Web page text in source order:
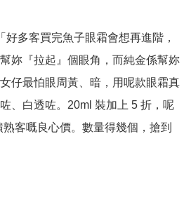
好多客買完魚子眼霜會想再進階，
妳『拉起』個眼角，而純金係幫妳
仔最怕眼周黃、暗，用呢款眼霜真
、白透咗。20ml 裝加上 5 折，呢
客嘅良心價。數量得幾個，搶到